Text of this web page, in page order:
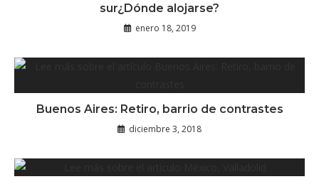
sur¿Dónde alojarse?
enero 18, 2019
Buenos Aires: Retiro, barrio de contrastes
diciembre 3, 2018